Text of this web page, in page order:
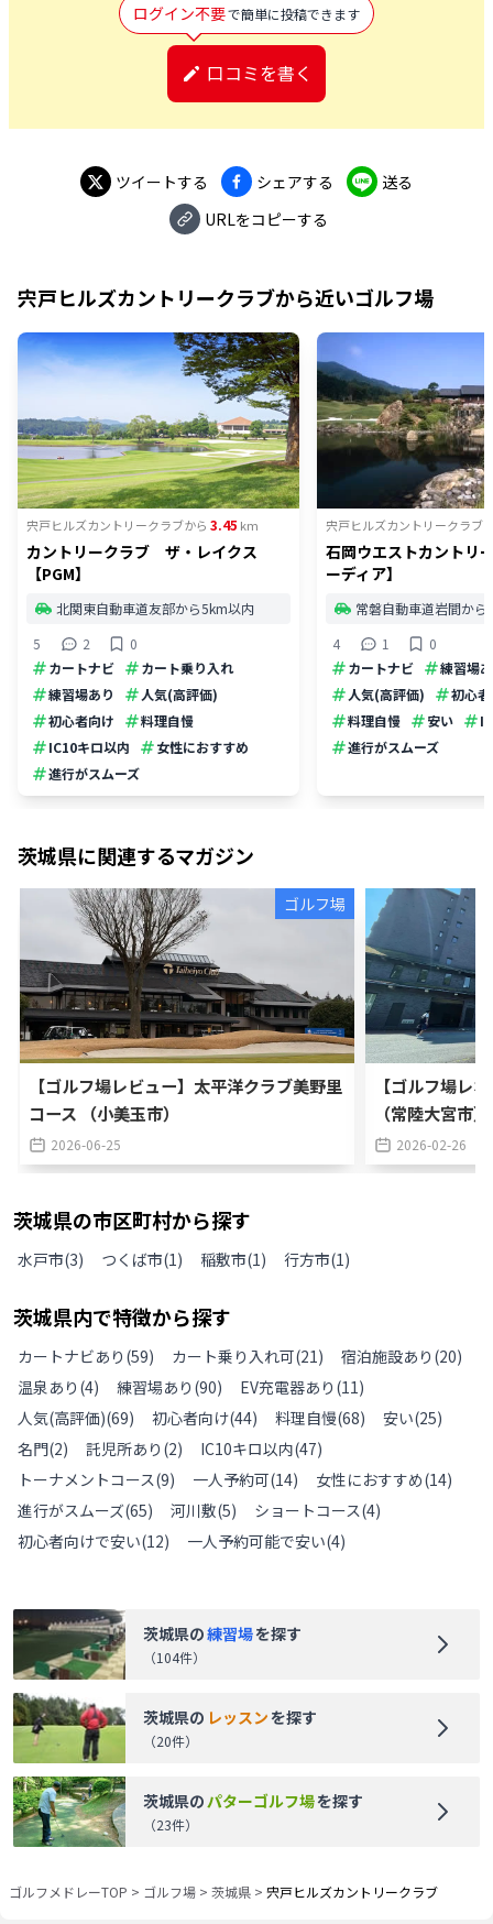
ログイン不要で簡単に投稿できます
口コミを書く
ツイートする シェアする
送る
URLをコピーする
宍戸ヒルズカントリークラブから近いゴルフ場
宍戸ヒルズカントリークラブから 3.45 km
カントリークラブ ザ・レイクス
【PGM】
北関東自動車道友部から5km以内
5
2
0
カートナビ
カート乗り入れ
練習場あり
人気(高評価)
初心者向け
料理自慢
IC10キロ以内
女性におすすめ
進行がスムーズ
宍戸ヒルズカントリークラブ
石岡ウエストカントリ
ーディア】
常磐自動車道岩間か
4
1
0
カートナビ
練習場
人気(高評価)
初心
料理自慢
安い
進行がスムーズ
茨城県に関連するマガジン
ゴルフ場
【ゴルフ場レビュー】太平洋クラブ美野里
コース （小美玉市）
2026-06-25
【ゴルフ場レ
（常陸大宮市）
2026-02-26
茨城県の市区町村から探す
水戸市(3) つくば市(1) 稲敷市(1) 行方市(1)
茨城県内で特徴から探す
カートナビあり (59) カート乗り入れ可(21) 宿泊施設あり (20)
温泉あり (4) 練習場あり (90) EV充電器あり (11)
人気(高評価)(69) 初心者向け(44) 料理自慢(68) 安い(25)
名門(2) 託児所あり (2) IC10キロ以内(47)
トーナメントコース(9) 一人予約可(14) 女性におすすめ(14)
進行がスムーズ(65) 河川敷(5) ショートコース(4)
初心者向けで安い(12) 一人予約可能で安い(4)
茨城県の練習場を探す
（104件）
茨城県の レッスンを探す
（20件）
茨城県のパターゴルフ場を探す
（23件）
ゴルフメドレーTOP > ゴルフ場 > 茨城県 > 宍戸ヒルズカントリークラブ